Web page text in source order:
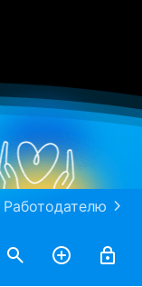
Работодателю